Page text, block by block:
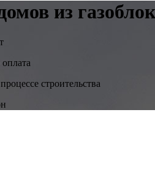
из
строительства